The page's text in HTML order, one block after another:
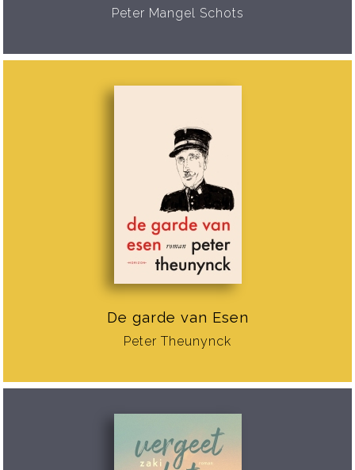
Peter Mangel Schots
De garde van Esen
Peter Theunynck